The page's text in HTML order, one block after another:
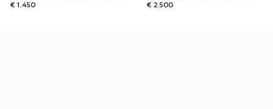
€ 1.450
€ 2.500